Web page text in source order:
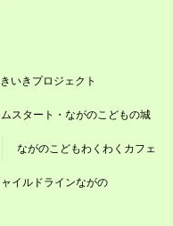
いきプロジェクト
スタート・ながのこどもの城
ながのこどもわくわくカフェ
イルドラインながの